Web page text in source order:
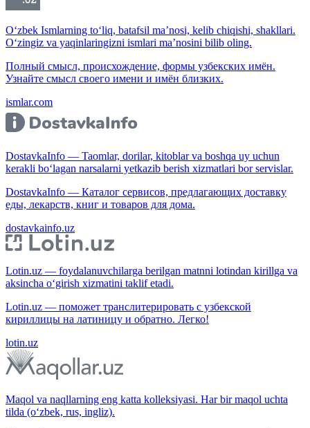
O‘zbek Ismlarning to‘liq, batafsil ma’nosi, kelib chiqishi, shakllari.
O‘zingiz va yaqinlaringizni ismlari ma’nosini bilib oling.
Полный смысл, происхождение, формы узбекских имён.
Узнайте смысл своего имени и имён близких.
ismlar.com
DostavkaInfo — Taomlar, dorilar, kitoblar va boshqa uy uchun
kerakli bo‘lagan narsalarni yetkazib berish xizmatlari bor servislar.
DostavkaInfo — Каталог сервисов, предлагающих доставку
еды, лекарств, книг и товаров для дома.
dostavkainfo.uz
Lotin.uz — foydalanuvchilarga berilgan matnni lotindan kirillga va
aksincha o‘girish xizmatini taklif etadi.
Lotin.uz — поможет транслитерировать с узбекской
кириллицы на латиницу и обратно. Легко!
lotin.uz
Maqol va naqllarning eng katta kolleksiyasi. Har bir maqol uchta
tilda (o‘zbek, rus, ingliz).